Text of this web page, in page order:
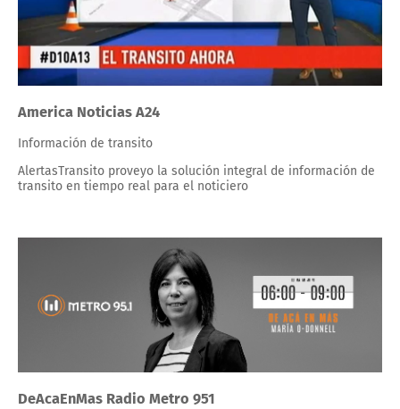
America Noticias A24
Información de transito
AlertasTransito proveyo la solución integral de información de
transito en tiempo real para el noticiero
DeAcaEnMas Radio Metro 951